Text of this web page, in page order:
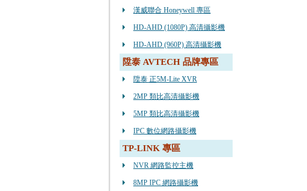
漢威聯合 Honeywell 專區
HD-AHD (1080P) 高清攝影機
HD-AHD (960P) 高清攝影機
陞泰 AVTECH 品牌專區
陞泰 正5M-Lite XVR
2MP 類比高清攝影機
5MP 類比高清攝影機
IPC 數位網路攝影機
TP-LINK 專區
NVR 網路監控主機
8MP IPC 網路攝影機